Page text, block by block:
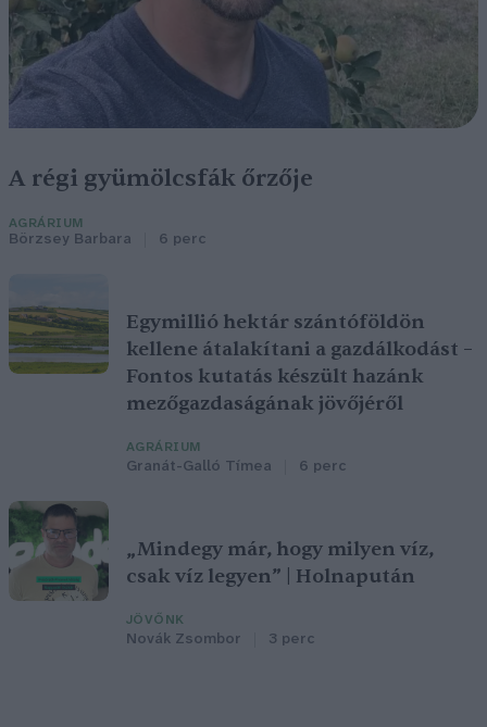
A régi gyümölcsfák őrzője
AGRÁRIUM
Börzsey Barbara 6 perc
Egymillió hektár szántóföldön
kellene átalakítani a gazdálkodást –
Fontos kutatás készült hazánk
mezőgazdaságának jövőjéről
AGRÁRIUM
Granát-Galló Tímea 6 perc
„Mindegy már, hogy milyen víz,
csak víz legyen” | Holnapután
JÖVŐNK
Novák Zsombor 3 perc